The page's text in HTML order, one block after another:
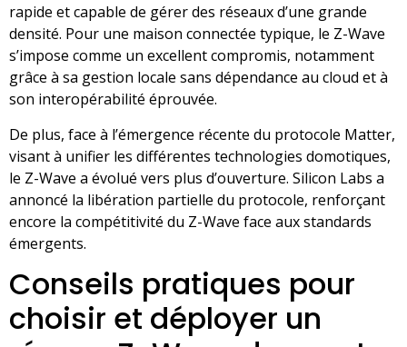
rapide et capable de gérer des réseaux d’une grande
densité. Pour une maison connectée typique, le Z-Wave
s’impose comme un excellent compromis, notamment
grâce à sa gestion locale sans dépendance au cloud et à
son interopérabilité éprouvée.
De plus, face à l’émergence récente du protocole Matter,
visant à unifier les différentes technologies domotiques,
le Z-Wave a évolué vers plus d’ouverture. Silicon Labs a
annoncé la libération partielle du protocole, renforçant
encore la compétitivité du Z-Wave face aux standards
émergents.
Conseils pratiques pour
choisir et déployer un